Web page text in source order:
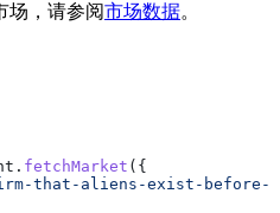
场，请参阅市场数据。
. fetchMarket ({
that-aliens-exist-before-